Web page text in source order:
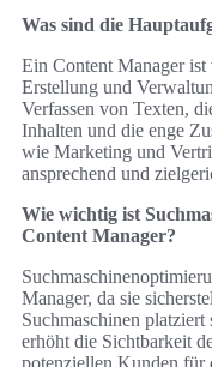
Was sind die
Ein Content Manager
Erstellung und
Verfassen von Texten,
Inhalten und die enge
wie Marketing und
ansprechend und
Wie wichtig ist
Content Manager?
Manager, da sie
Suchmaschinen
erhöht die Sichtbarkeit